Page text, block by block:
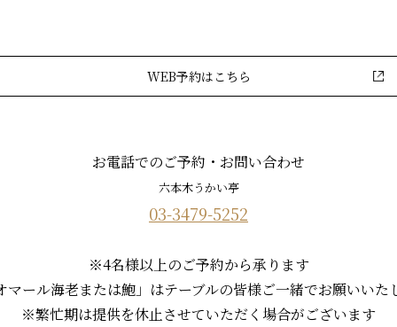
WEB予約はこちら
お電話でのご予約・お問い合わせ
六本木うかい亭
03-3479-5252
※4名様以上のご予約から承ります
ール海老または鮑」はテーブルの皆様ご一緒でお願いいた
※繁忙期は提供を休止させていただく 場合がございます